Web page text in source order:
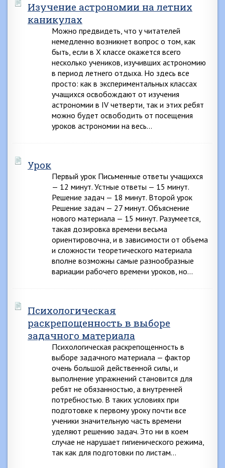
Изучение астрономии на летних
каникулах
Можно предвидеть, что у читателей
немедленно возникнет вопрос о том, как
быть, если в X классе окажется всего
несколько учеников, изучивших астрономию
в период летнего отдыха. Но здесь все
просто: как в экспериментальных классах
учащихся освобождают от изучения
астрономии в IV четверти, так и этих ребят
можно будет освободить от посещения
уроков астрономии на весь…
Урок
Первый урок Письменные ответы учащихся
— 12 минут. Устные ответы — 15 минут.
Решение задач — 18 минут. Второй урок
Решение задач — 27 минут. Объяснение
нового материала — 15 минут. Разумеется,
такая дозировка времени весьма
ориентировочна, и в зависимости от объема
и сложности теоретического материала
вполне возможны самые разнообразные
вариации рабочего времени уроков, но…
Психологическая
раскрепощенность в выборе
задачного материала
Психологическая раскрепощенность в
выборе задачного материала — фактор
очень большой действенной силы, и
выполнение упражнений становится для
ребят не обязанностью, а внутренней
потребностью. В таких условиях при
подготовке к первому уроку почти все
ученики значительную часть времени
уделяют решению задач. Это ни в коем
случае не нарушает гигиенического режима,
так как для подготовки по листам…